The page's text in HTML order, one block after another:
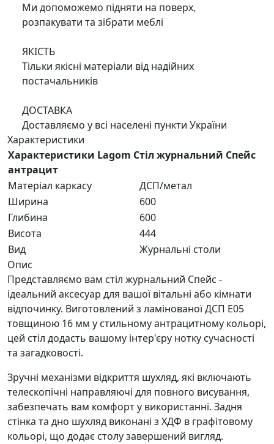
Ми допоможемо підняти на поверх,
розпакувати та зібрати меблі
ЯКІСТЬ
Тільки якісні матеріали від надійних
постачальників
ДОСТАВКА
Доставляємо у всі населені пункти України
Характеристики
Характеристики Lagom Стіл журнальний Спейс
антрацит
Матеріал каркасу
ДСП/метал
Ширина
600
Глибина
600
Висота
444
Вид
Журнальні столи
Опис
Представляємо вам стіл журнальний Спейс -
ідеальний аксесуар для вашої вітальні або кімнати
відпочинку. Виготовлений з ламінованої ДСП E05
товщиною 16 мм у стильному антрацитному кольорі,
цей стіл додасть вашому інтер'єру нотку сучасності
та загадковості.
Зручні механізми відкриття шухляд, які включають
телескопічні направляючі для повного висування,
забезпечать вам комфорт у використанні. Задня
стінка та дно шухляд виконані з ХДФ в графітовому
кольорі, що додає столу завершений вигляд.